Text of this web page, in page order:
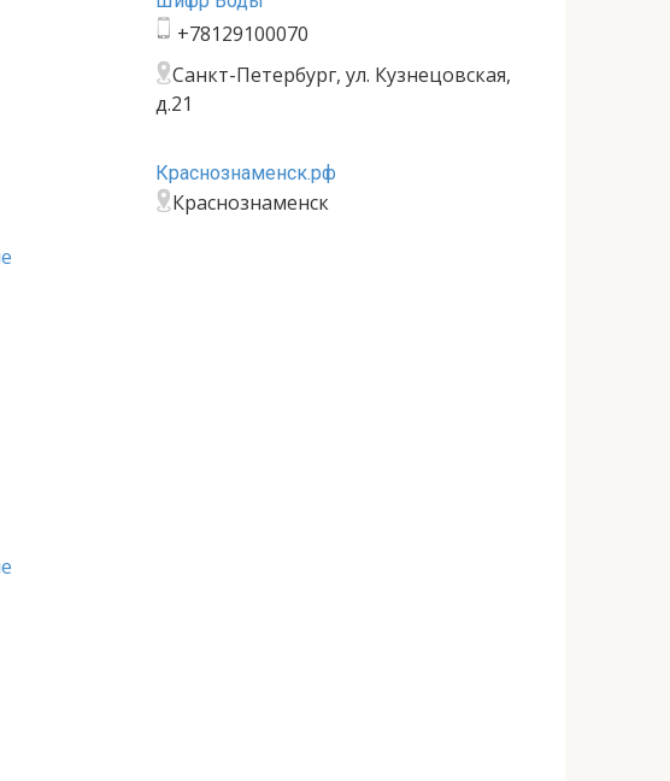
+78129100070
Санкт-Петербург, ул. Кузнецовская,
д.21
Краснознаменск.рф
Краснознаменск